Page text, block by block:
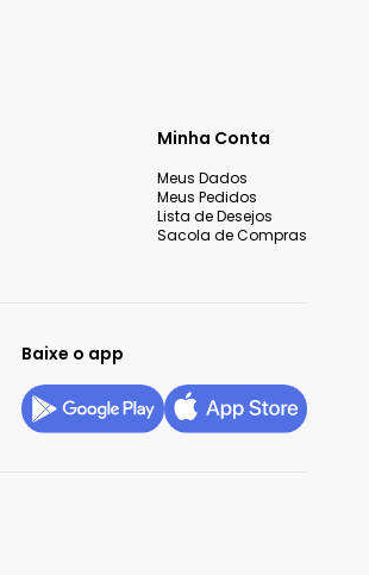
Minha Conta
Meus Dados
Meus Pedidos
Lista de Desejos
Sacola de Compras
Baixe o app